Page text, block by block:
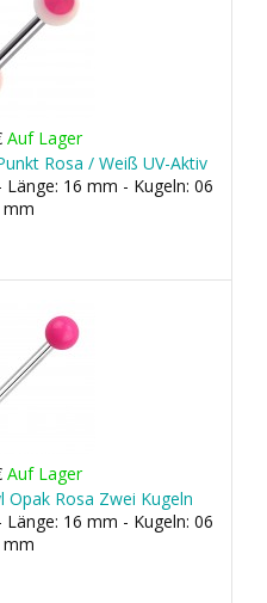
Auf Lager
Rosa / Weiß UV-Aktiv
16 mm - Kugeln: 06
mm
Auf Lager
Opak Rosa Zwei Kugeln
16 mm - Kugeln: 06
mm